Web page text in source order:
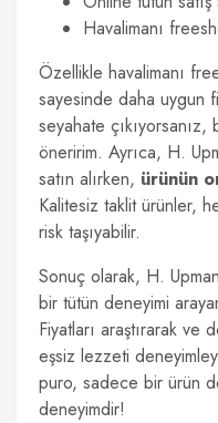
Havalimanı
Özellikle havalimanı
sayesinde daha uygun
seyahate çıkıyorsanız,
öneririm. Ayrıca, H.
satın alırken, ürünün
Kalitesiz taklit ürünler,
risk taşıyabilir.
Sonuç olarak, H.
bir tütün deneyimi
Fiyatları araştırarak ve
eşsiz lezzeti
puro, sadece bir ürün
deneyimdir!